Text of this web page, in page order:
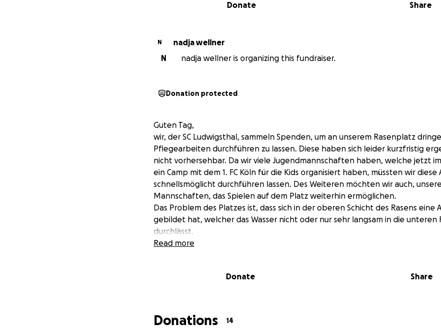
Share
Donate
N
nadja wellner
N
nadja wellner is organizing this fundraiser.
Donation protected
Guten Tag,
wir, der SC Ludwigsthal, sammeln Spenden, um an unserem Rasenplatz
Pflegearbeiten durchführen zu lassen. Diese haben sich leider kurzfristig
nicht vorhersehbar. Da wir viele Jugendmannschaften haben, welche jetzt
ein Camp mit dem 1. FC Köln für die Kids organisiert haben, müssten wir diese
schnellsmöglicht durchführen lassen. Des Weiteren möchten wir auch,
Mannschaften, das Spielen auf dem Platz weiterhin ermöglichen.
Das Problem des Platzes ist, dass sich in der oberen Schicht des Rasens eine
gebildet hat, welcher das Wasser nicht oder nur sehr langsam in die unteren
durchlässt.
Nun muss der Rasen mit Vollspoons tiefengelockert und danach gedüngt
Eigenleistung an den Kosten.
Read more
Donate Share
Donations 14